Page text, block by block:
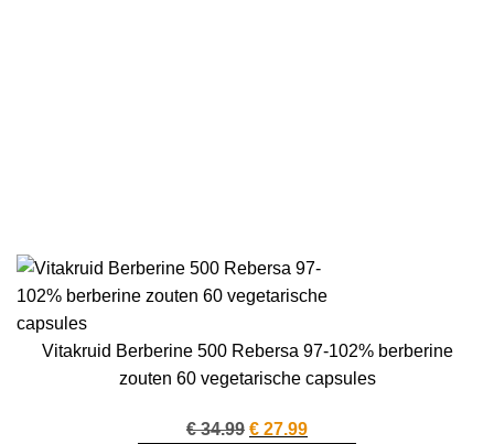
Vitakruid Berberine 500 Rebersa 97-102% berberine
zouten 60 vegetarische capsules
€34.99 Oorspronkelijke
€ 27.99Huidige